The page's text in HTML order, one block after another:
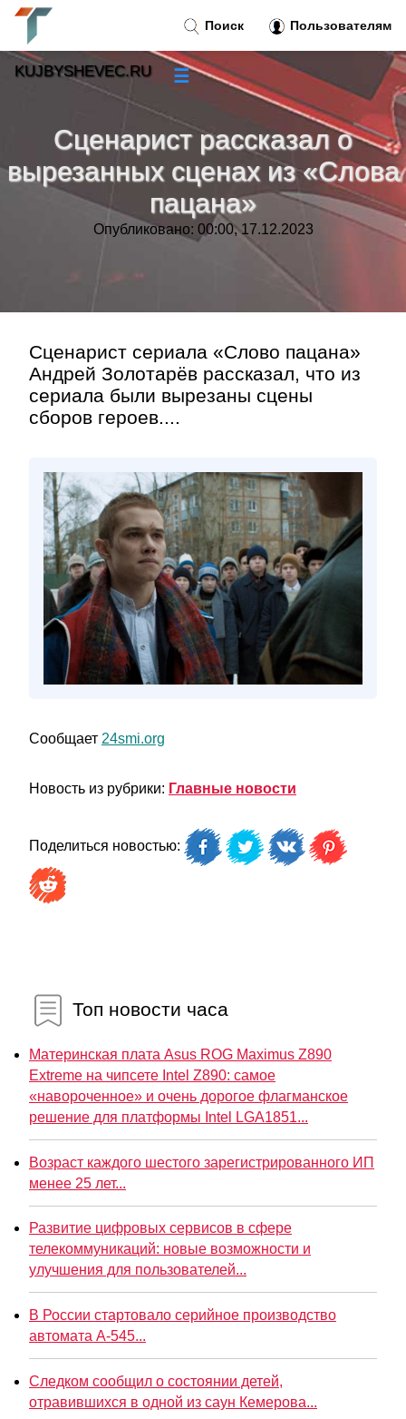
Сценарист рассказал о
вырезанных сценах из «Слова
пацана»
Опубликовано: 00:00, 17.12.2023
Сценарист сериала «Слово пацана»
Андрей Золотарёв рассказал, что из
сериала были вырезаны сцены
сборов героев....
Сообщает 24smi.org
Новость из рубрики: Главные новости
Поделиться новостью:
Топ новости часа
Материнская плата Asus ROG Maximus Z890
Extreme на чипсете Intel Z890: самое
«навороченное» и очень дорогое флагманское
решение для платформы Intel LGA1851...
Возраст каждого шестого зарегистрированного ИП
менее 25 лет...
Развитие цифровых сервисов в сфере
телекоммуникаций: новые возможности и
улучшения для пользователей...
В России стартовало серийное производство
автомата А-545...
Следком сообщил о состоянии детей,
отравившихся в одной из саун Кемерова...
Поиск Пользователям
KUJBYSHEVEC.RU ☰
Новости»
Тренды новостей»
Рубрики»
Контакт»